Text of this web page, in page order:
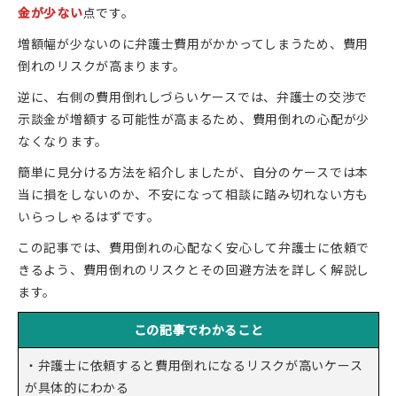
金が少ない点です。
増額幅が少ないのに弁護士費用がかかってしまうため、費用
倒れのリスクが高まります。
逆に、右側の費用倒れしづらいケースでは、弁護士の交渉で
示談金が増額する可能性が高まるため、費用倒れの心配が少
なくなります。
簡単に見分ける方法を紹介しましたが、自分のケースでは本
当に損をしないのか、不安になって相談に踏み切れない方も
いらっしゃるはずです。
この記事では、費用倒れの心配なく安心して弁護士に依頼で
きるよう、費用倒れのリスクとその回避方法を詳しく解説し
ます。
この記事でわかること
・弁護士に依頼すると費用倒れになるリスクが高いケース
が具体的にわかる